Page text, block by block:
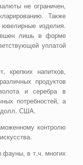
не ограничен,
Также
изделия.
лишь в форме
уплатой
крепких напитков,
продуктов
и серебра в
потребностей, а
долл. США.
контролю
в т.ч. многих